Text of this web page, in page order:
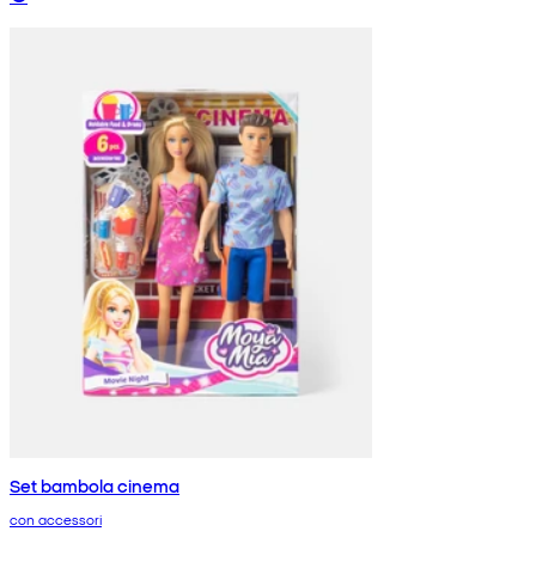
Set bambola cinema
con accessori